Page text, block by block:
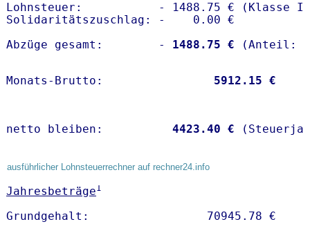
Lohnsteuer:           - 1488.75 € (Klasse I)
Solidaritätszuschlag: -    0.00 €
Abzüge gesamt:        -
1488.75 €
Monats-Brutto: 5912.15 €
netto bleiben: 4423.40 €
ausführlicher Lohnsteuerrechner auf rechner24.info
Jahresbeträge1